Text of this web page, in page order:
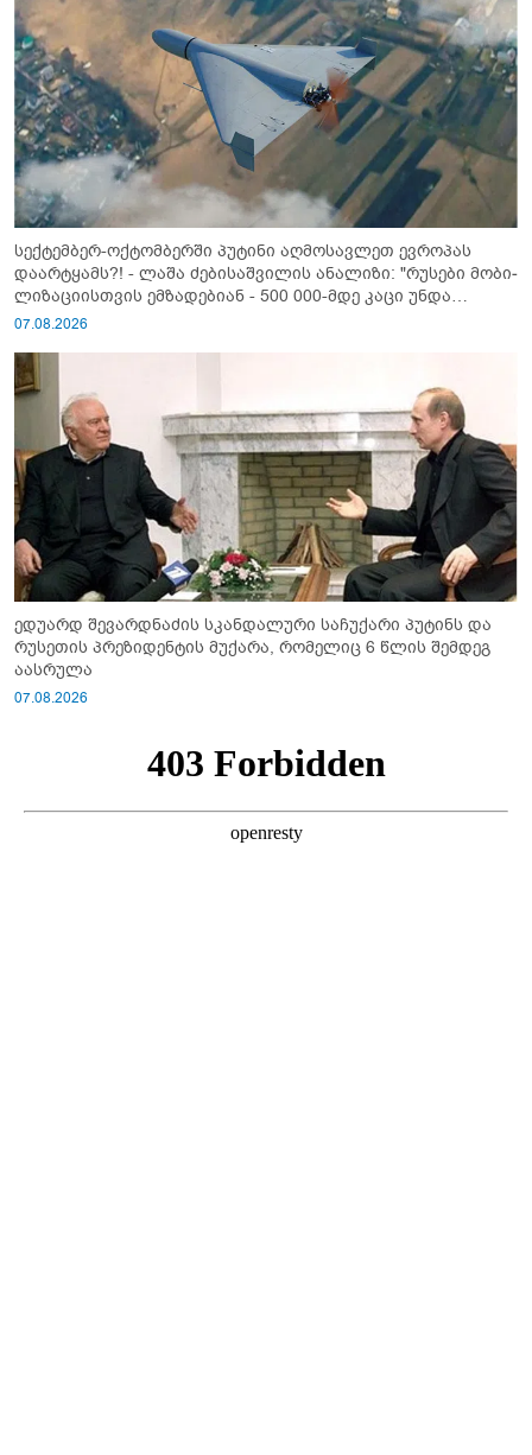
სექტემბერ-ოქტომბერში პუტინი აღმოსავლეთ ევროპას
დაარტყამს?! - ლაშა ძებისაშვილის ანალიზი: "რუსები მობი­
ლიზაციისთვის ემზადებიან - 500 000-მდე კაცი უნდა
გაიწვიონ ომში"
07.08.2026
ედუარდ შევარდნაძის სკანდალური საჩუქარი პუტინს და
რუსეთის პრეზიდენტის მუქარა, რომელიც 6 წლის შემდეგ
აასრულა
07.08.2026